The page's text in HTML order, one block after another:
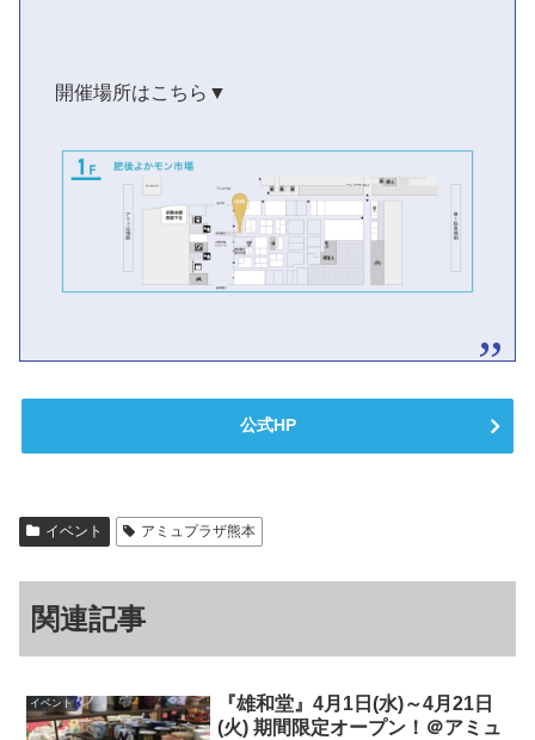
開催場所はこちら▼
公式HP
イベント アミュプラザ熊本
関連記事
イベント
『雄和堂』4月1日(水)～4月21日
(火) 期間限定オープン！＠アミュ